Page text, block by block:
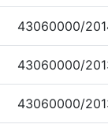
43060000/
43060000/
43060000/